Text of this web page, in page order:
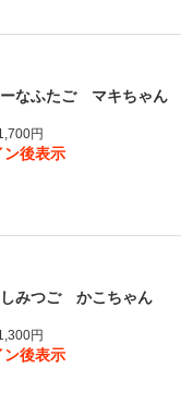
なふたご マキちゃん
円
ン後表示
みつご かこちゃん
円
ン後表示